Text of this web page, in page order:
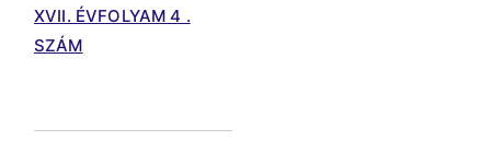
XVII. ÉVFOLYAM 4 .
SZÁM